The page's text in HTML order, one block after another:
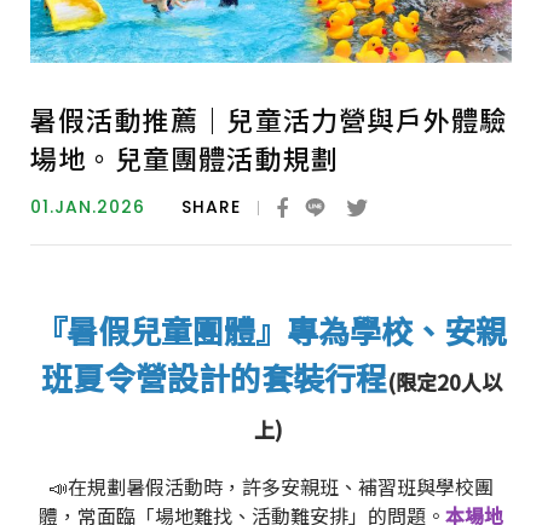
暑假活動推薦｜兒童活力營與戶外體驗
場地。兒童團體活動規劃
01.JAN.2026 SHARE
『暑假兒童團體』專為學校、安親
班夏令營設計的套裝行程(限定20人以
上)
📣在規劃暑假活動時，許多安親班、補習班與學校團
體，常面臨「場地難找、活動難安排」的問題。 本場地